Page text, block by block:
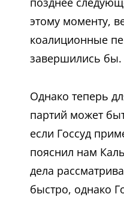
этому моменту,
коалиционные
завершились бы.
Однако теперь
партий может
если Госсуд
пояснил нам
дела
быстро, однако